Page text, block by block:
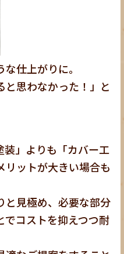
仕上がりに。
と思わなかった！」と
装」よりも「カバー工
リットが大きい場合も
と見極め、必要な部分
でコストを抑えつつ耐